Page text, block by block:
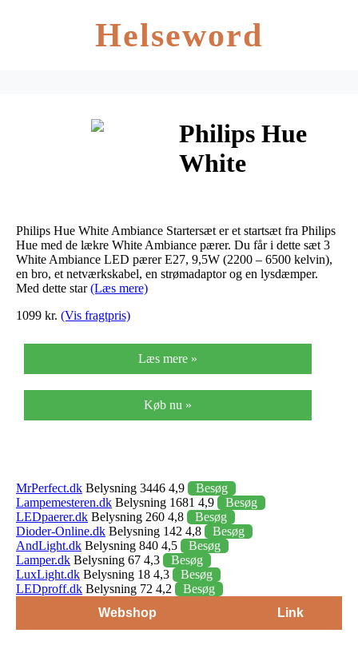
Helseword
Philips Hue
White
Startsæt E27
9,5W – Så
længe lager
Philips Hue White Ambiance Startersæt er et startsæt fra Philips
Hue med de lækre White Ambiance pærer. Du får i dette sæt 3
White Ambiance LED pærer E27, 9,5W (2200 – 6500 kelvin),
en bro, et netværkskabel, en strømadaptor og en lysdæmper.
Med dette star(Læs mere)
1099 kr. (Vis fragtpris)
Læs mere »
Køb nu »
MrPerfect.dk Belysning 3446 4,9
Besøg
Lampemesteren.dk Belysning 1681 4,9
Besøg
LEDpaerer.dk Belysning 260 4,8
Besøg
Dioder-Online.dk Belysning 142 4,8
Besøg
AndLight.dk Belysning 840 4,5
Besøg
Lamper.dk Belysning 67 4,3
Besøg
LuxLight.dk Belysning 18 4,3
Besøg
LEDproff.dk Belysning 72 4,2
Besøg
Webshop
Link